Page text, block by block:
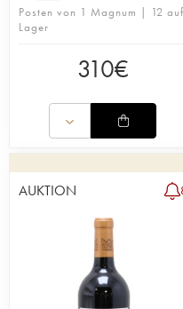
Posten von 1 Magnum | 12 auf
Lager
310€
AUKTION